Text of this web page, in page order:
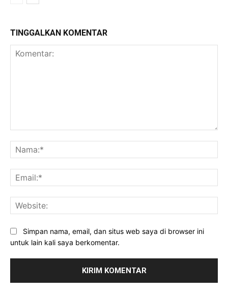
TINGGALKAN KOMENTAR
Simpan nama, email, dan situs web saya di browser ini
untuk lain kali saya berkomentar.